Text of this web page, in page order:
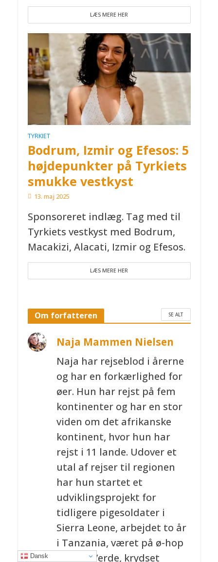
LÆS MERE HER
TYRKIET
Bodrum, Izmir og Efesos: 5
højdepunkter på Tyrkiets
smukke vestkyst
13. maj 2025
Sponsoreret indlæg. Tag med til
Tyrkiets vestkyst med Bodrum,
Macakizi, Alacati, Izmir og Efesos.
LÆS MERE HER
Om forfatteren SE ALT
Naja Mammen Nielsen
Naja har rejseblod i årerne
og har en forkærlighed for
øer. Hun har rejst på fem
kontinenter og har en stor
viden om det afrikanske
kontinent, hvor hun har
rejst i 11 lande. Udover et
utal af rejser til regionen
har hun startet et
udviklingsprojekt for
tidligere pigesoldater i
Sierra Leone, arbejdet to år
i Tanzania, været på ø-hop
på Kap Verde, krydset
Dansk